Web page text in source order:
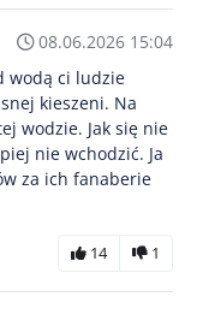
08.06.2026 15:04
wodą ci ludzie
kieszeni. Na
wodzie. Jak się nie
nie wchodzić. Ja
za ich fanaberie
14 1